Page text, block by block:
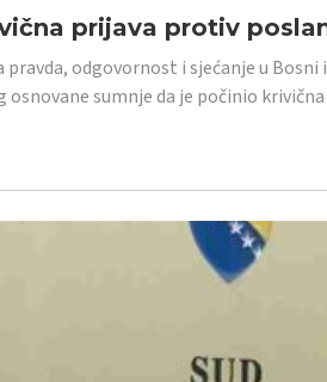
prijava protiv
pravda, odgovornost i sjećanje u
osnovane sumnje da je počinio